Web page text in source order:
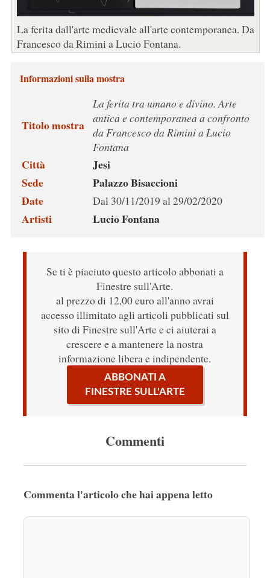
La ferita dall'arte medievale all'arte contemporanea. Da
Francesco da Rimini a Lucio Fontana.
Informazioni sulla mostra
Titolo mostra
La ferita tra umano e divino. Arte
antica e contemporanea a confronto
da Francesco da Rimini a Lucio
Fontana
Città
Jesi
Sede
Palazzo Bisaccioni
Date
Dal 30/11/2019 al 29/02/2020
Artisti Lucio Fontana
Se ti è piaciuto questo articolo abbonati a
Finestre sull'Arte.
al prezzo di 12,00 euro all'anno avrai
accesso illimitato agli articoli pubblicati sul
sito di Finestre sull'Arte e ci aiuterai a
crescere e a mantenere la nostra
informazione libera e indipendente.
ABBONATI A
FINESTRE SULL'ARTE
Commenti
Commenta l'articolo che hai appena letto